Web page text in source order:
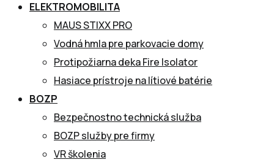
ELEKTROMOBILITA
MAUS STIXX PRO
Vodná hmla pre parkovacie domy
Protipožiarna deka Fire Isolator
Hasiace prístroje na lítiové batérie
BOZP
Bezpečnostno technická služba
BOZP služby pre firmy
VR školenia